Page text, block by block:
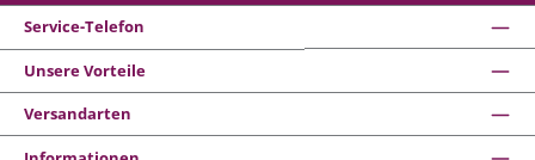
Service-Telefon
Unsere Vorteile
Versandarten